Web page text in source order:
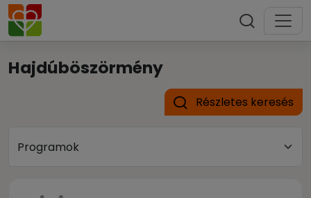
Hajdúböszörmény
Részletes keresés